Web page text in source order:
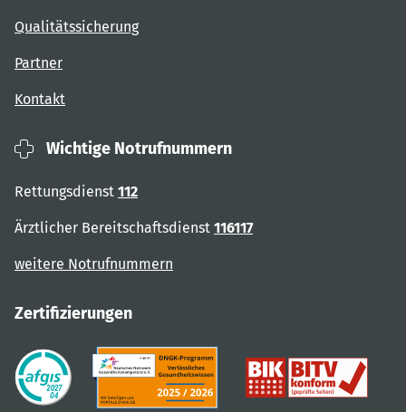
Qualitätssicherung
Partner
Kontakt
Wichtige Notrufnummern
Rettungsdienst 112
Ärztlicher Bereitschaftsdienst 116117
weitere Notrufnummern
Zertifizierungen